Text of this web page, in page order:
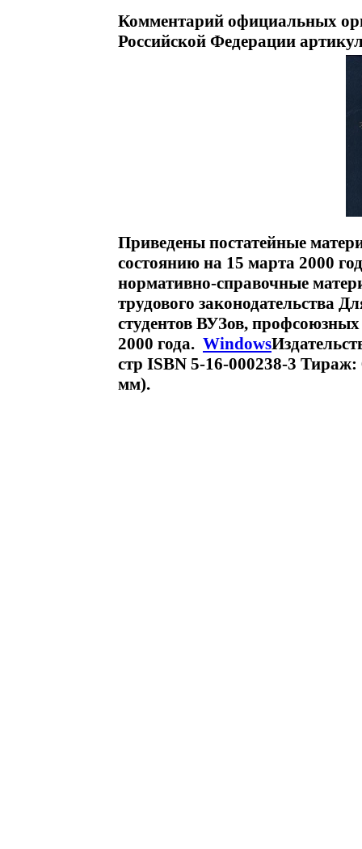
Комментарий официальных
Российской Федерации
Приведены постатейные
состоянию на 15 марта 2000
нормативно-справочные
трудового законодательства
студентов ВУЗов,
2000 года. Windows
стр ISBN 5-16-000238-3
мм).